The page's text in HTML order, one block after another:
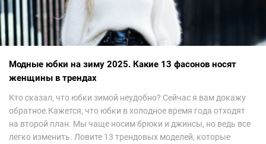
Модные юбки на зиму 2025. Какие 13 фасонов носят
женщины в трендах
Кто сказал, что юбки зимой неудобно? Сейчас я вам докажу
обратное.Кажется, что юбки в холодное время года отходят
на второй план. Мы чаще носим брюки и джинсы, но ведь все
легко изменить. Ловите 13 трендовых моделей, которые